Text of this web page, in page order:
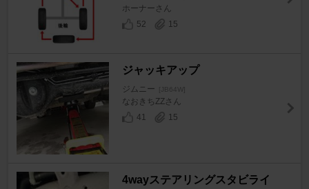
ホーナーさん
52
15
ジャッキアップ
ジムニー [JB64W]
なおきちZZさん
41
15
4wayステアリングスタビライ